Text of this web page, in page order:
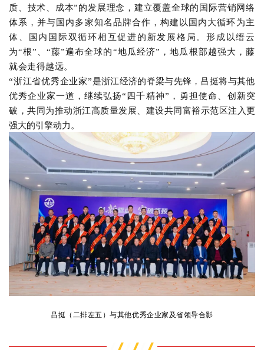
质、技术、成本”的发展理念，建立覆盖全球的国际营销网络
体系，并与国内多家知名品牌合作，构建以国内大循环为主
体、国内国际双循环相互促进的新发展格局。形成以缙云
为“根”
“藤”遍布全球的“地瓜经济”，地瓜根部越强大，藤
就会走得越远。
“浙江省优秀企业家”是浙江经济的脊梁与先锋， 吕挺将与其他
优秀企业家一道， 继续弘扬“四千精神”，勇担使命、创新突
破，共同为推动浙江高质量发展、建设共同富裕示范区注入更
强大的引擎动力。
吕挺（二排左五）与其他优秀企业家及省领导合影